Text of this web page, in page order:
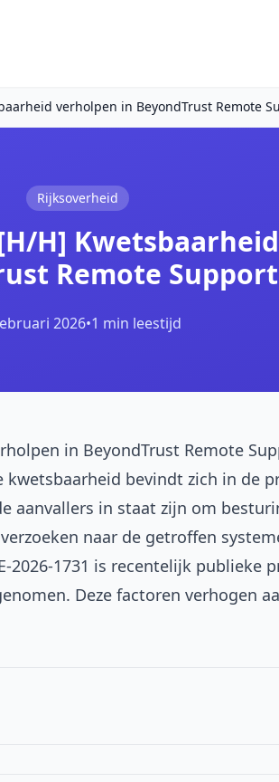
verholpen in BeyondTrust Remote
Rijksoverheid
[H/H]
Remote Support
2026•1 min leestijd
in BeyondTrust Remote
kwetsbaarheid bevindt zich in de
aanvallers in staat zijn om
naar de getroffen
2026-1731 is recentelijk publieke
Deze factoren verhogen